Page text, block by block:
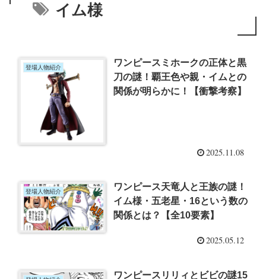
イム様
登場人物紹介
ワンピースミホークの正体と黒
刀の謎！覇王色や親・イムとの
関係が明らかに！【衝撃考察】
2025.11.08
登場人物紹介
ワンピース天竜人と王族の謎！
イム様・五老星・16という数の
関係とは？【全10要素】
2025.05.12
ワンピースリリィとビビの謎15